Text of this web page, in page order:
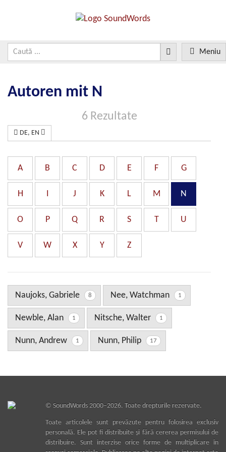
Meniu
Autoren mit N
6 Rezultate
DE, EN
A B C D E F G
H I J K L M N
O P Q R S T U
V W X Y Z
Naujoks, Gabriele 8 Nee, Watchman 1
Newble, Alan 1 Nitsche, Walter 1
Nunn, Andrew 1 Nunn, Philip 17
© SoundWords2000–2026. Toate drepturile rezervate.
Toate articolele sunt prevăzute pentru folosirea exclusiv
personală. Ele pot fi distribuite şi fără cererea permisului de
distribuire. Sunt interzise orice forme de multiplicare în